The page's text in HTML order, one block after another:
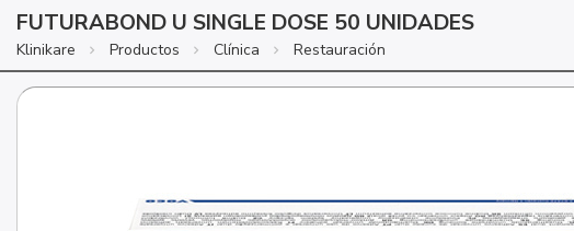
FUTURABOND U SINGLE DOSE 50 UNIDADES
Klinikare Productos Clínica Restauración